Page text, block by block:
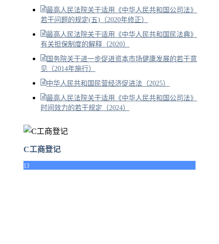
最高人民法院关于适用《中华人民共和国公司法》
若干问题的规定(五)（2020年修正）
最高人民法院关于适用《中华人民共和国民法典》
有关担保制度的解释（2020）
国务院关于进一步促进资本市场健康发展的若干意
见（2014年施行）
中华人民共和国民营经济促进法（2025）
最高人民法院关于适用《中华人民共和国公司法》
时间效力的若干规定（2024）
C工商登记
13